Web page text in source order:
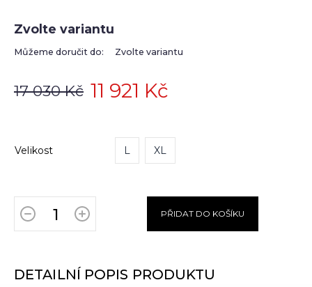
Velikost L XL
17 030 Kč 11 921 Kč
Zvolte variantu
Můžeme doručit do: Zvolte variantu
PŘIDAT DO KOŠÍKU
DETAILNÍ POPIS PRODUKTU